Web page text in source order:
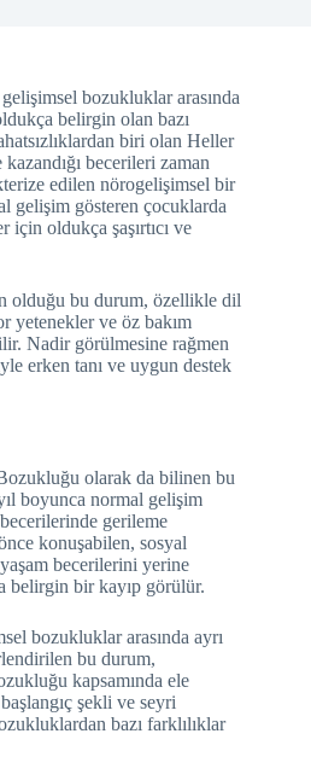
bozukluklar arasında
belirgin olan bazı
biri olan Heller
becerileri zaman
edilen nörogelişimsel bir
gelişim gösteren çocuklarda
için oldukça şaşırtıcı ve
olduğu bu durum, özellikle dil
yetenekler ve öz bakım
Nadir görülmesine rağmen
erken tanı ve uygun destek
olarak da bilinen bu
boyunca normal gelişim
gerileme
konuşabilen, sosyal
becerilerini yerine
belirgin bir kayıp görülür.
bozukluklar arasında ayrı
bu durum,
kapsamında ele
şekli ve seyri
bazı farklılıklar